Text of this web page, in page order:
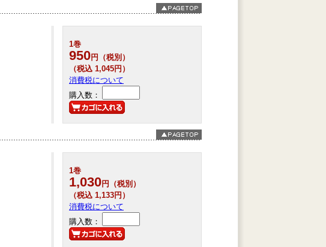
1巻
950円（税別）
（税込 1,045円）
消費税について
購入数：
1巻
1,030円（税別）
（税込 1,133円）
消費税について
購入数：